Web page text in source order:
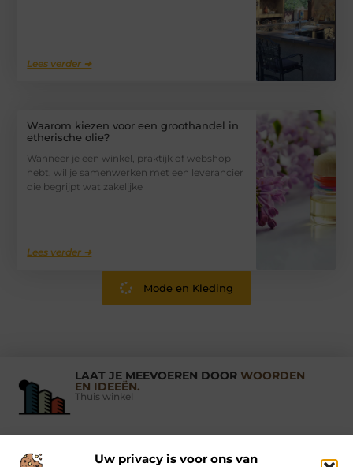
Uw privacy is voor ons van
Lees verder ➜
Waarom kiezen voor een groothandel in
etherische olie?
Wanneer je een winkel, praktijk of webshop
hebt, wil je samenwerken met een leverancier
die begrijpt wat zakelijke
Lees verder ➜
Mode en Kleding
LAAT JE MEEVOEREN DOOR WOORDEN
EN IDEEËN.
Thuis winkel